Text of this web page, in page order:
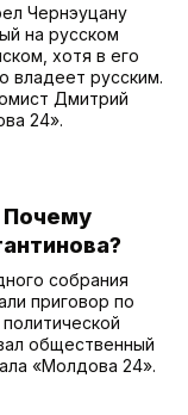
Чернэуцану
на русском
хотя в его
владеет русским.
Дмитрий
24».
Почему
собрания
приговор по
общественный
«Молдова 24».